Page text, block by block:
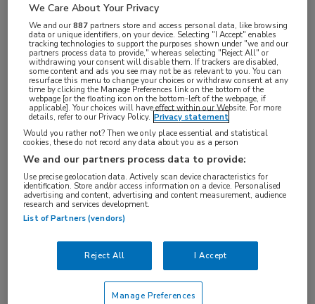
Log hier in om volledige
toegang te krijgen.
Login ofAccount maken
Vakgebieden:
Reumatologie
We Care About Your Privacy
We and our887 partners store and access personal data, like browsing
data or unique identifiers, on your device. Selecting "I Accept" enables
tracking technologies to support the purposes shown under "we and our
partners process data to provide," whereas selecting "Reject All" or
withdrawing your consent will disable them. If trackers are disabled,
some content and ads you see may not be as relevant to you. You can
resurface this menu to change your choices or withdraw consent at any
time by clicking the Manage Preferences link on the bottom of the
webpage [or the floating icon on the bottom-left of the webpage, if
applicable]. Your choices will have effect within our Website. For more
details, refer to our Privacy Policy. Privacy statement
Would you rather not? Then we only place essential and statistical
cookies, these do not record any data about you as a person
We and our partners process data to provide:
Use precise geolocation data. Actively scan device characteristics for
identification. Store and/or access information on a device. Personalised
advertising and content, advertising and content measurement, audience
research and services development.
List of Partners (vendors)
Reject All I Accept
Manage Preferences